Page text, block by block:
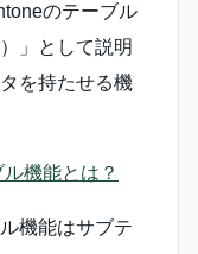
のテーブル
」として説明
を持たせる機
機能とは？
機能はサブテ